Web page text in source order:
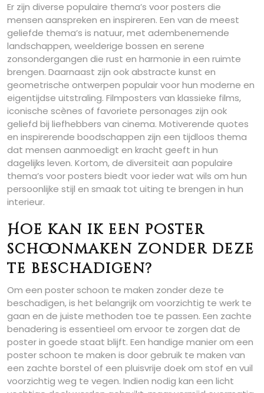
Er zijn diverse populaire thema’s voor posters die
mensen aanspreken en inspireren. Een van de meest
geliefde thema’s is natuur, met adembenemende
landschappen, weelderige bossen en serene
zonsondergangen die rust en harmonie in een ruimte
brengen. Daarnaast zijn ook abstracte kunst en
geometrische ontwerpen populair voor hun moderne en
eigentijdse uitstraling. Filmposters van klassieke films,
iconische scènes of favoriete personages zijn ook
geliefd bij liefhebbers van cinema. Motiverende quotes
en inspirerende boodschappen zijn een tijdloos thema
dat mensen aanmoedigt en kracht geeft in hun
dagelijks leven. Kortom, de diversiteit aan populaire
thema’s voor posters biedt voor ieder wat wils om hun
persoonlijke stijl en smaak tot uiting te brengen in hun
interieur.
Hoe kan ik een poster
schoonmaken zonder deze
te beschadigen?
Om een poster schoon te maken zonder deze te
beschadigen, is het belangrijk om voorzichtig te werk te
gaan en de juiste methoden toe te passen. Een zachte
benadering is essentieel om ervoor te zorgen dat de
poster in goede staat blijft. Een handige manier om een
poster schoon te maken is door gebruik te maken van
een zachte borstel of een pluisvrije doek om stof en vuil
voorzichtig weg te vegen. Indien nodig kan een licht